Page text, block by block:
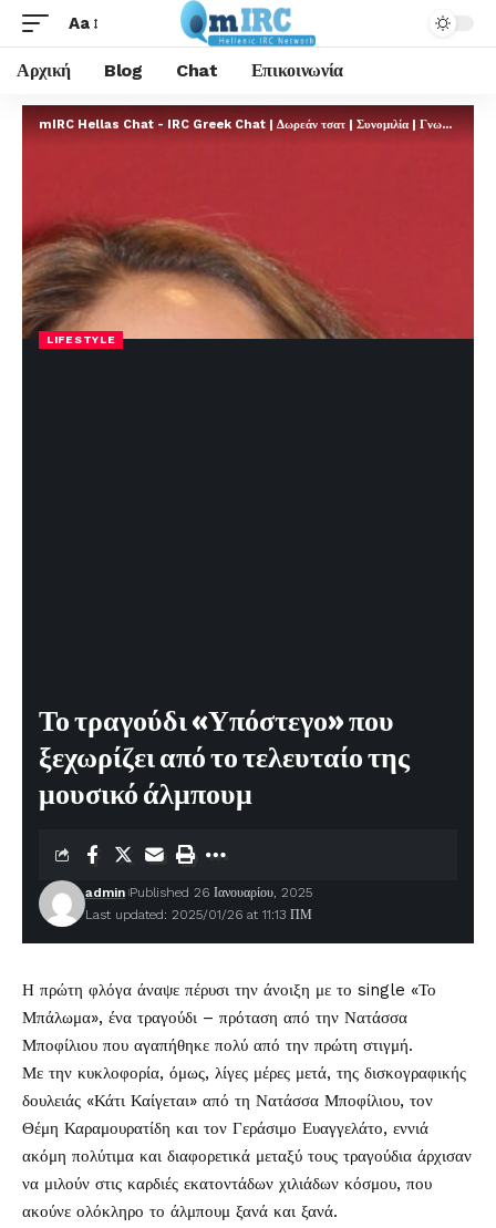
Aa
Αρχική Blog Chat Επικοινωνία
mIRC Hellas Chat - IRC Greek Chat | Δωρεάν τσατ | Συνομιλία | Γνωριμίες | FREE
LIFESTYLE
Το τραγούδι «Υπόστεγο» που
ξεχωρίζει από το τελευταίο της
μουσικό άλμπουμ
Last updated: 2025/01/26 at 11:13 ΠΜ
admin Published 26 Ιανουαρίου, 2025
Η πρώτη φλόγα άναψε πέρυσι την άνοιξη με το single «Το
Μπάλωμα», ένα τραγούδι – πρόταση από την Νατάσσα
Μποφίλιου που αγαπήθηκε πολύ από την πρώτη στιγμή.
Με την κυκλοφορία, όμως, λίγες μέρες μετά, της δισκογραφικής
δουλειάς «Κάτι Καίγεται» από τη Νατάσσα Μποφίλιου, τον
Θέμη Καραμουρατίδη και τον Γεράσιμο Ευαγγελάτο, εννιά
ακόμη πολύτιμα και διαφορετικά μεταξύ τους τραγούδια άρχισαν
να μιλούν στις καρδιές εκατοντάδων χιλιάδων κόσμου, που
ακούνε ολόκληρο το άλμπουμ ξανά και ξανά.